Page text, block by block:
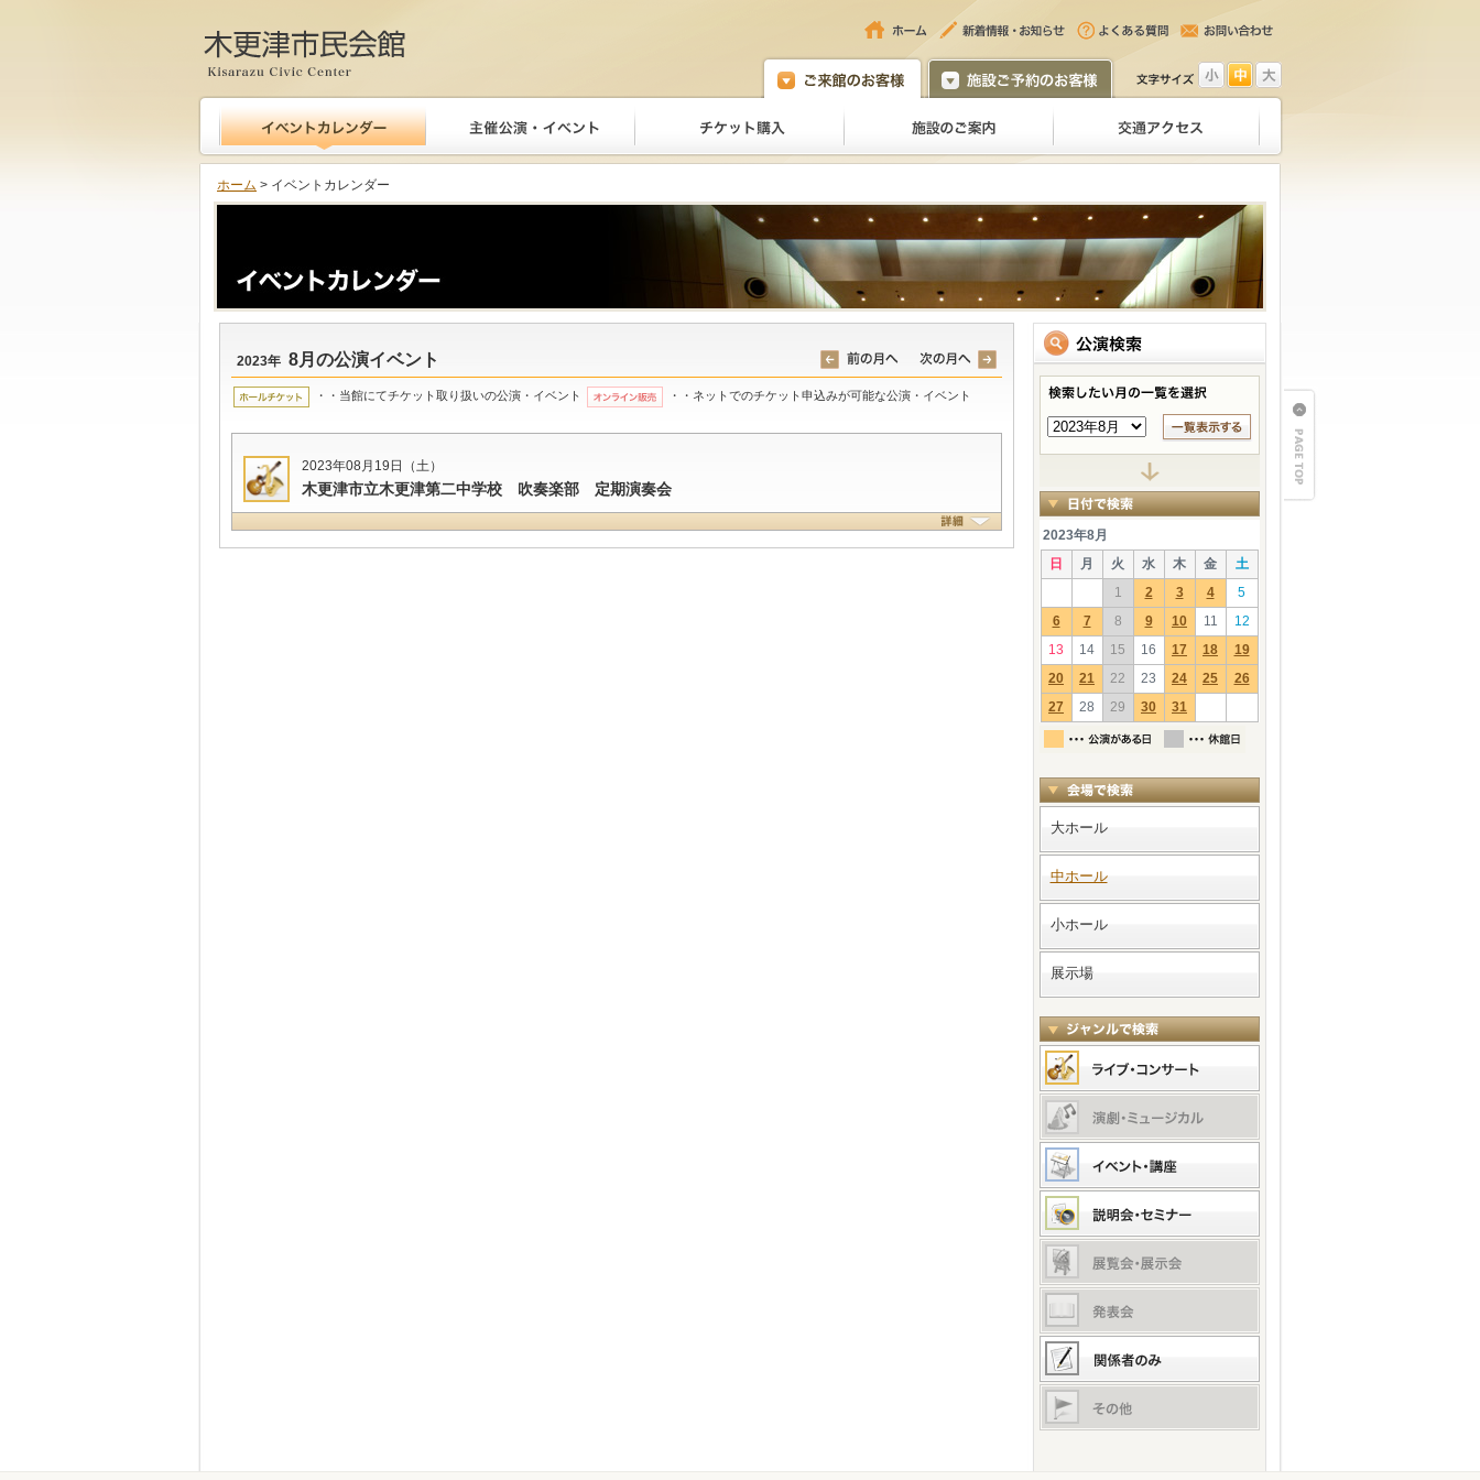
木更津市民会館
ホーム > イベントカレンダー
2023年 8月の公演イベント
・・当館にてチケット取り扱いの公演・イベント ・・ネットでのチケット申込みが可能な公演・イベント
2023年08月19日（土）
木更津市立木更津第二中学校 吹奏楽部 定期演奏会
2023年8月
日
月 火 水 木 金
土
1
2 3 4
5
6
7 8 9 10 11
12
13
14 15 16 17 18
19
20
21 22 23 24 25
26
27
28 29 30 31
大ホール
中ホール
小ホール
展示場